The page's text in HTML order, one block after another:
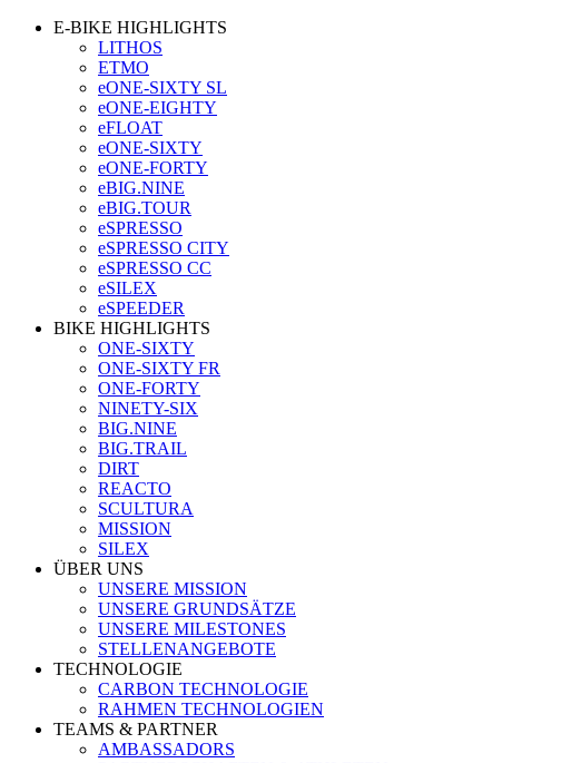
E-BIKE HIGHLIGHTS
LITHOS
ETMO
eONE-SIXTY SL
eONE-EIGHTY
eFLOAT
eONE-SIXTY
eONE-FORTY
eBIG.NINE
eBIG.TOUR
eSPRESSO
eSPRESSO CITY
eSPRESSO CC
eSILEX
eSPEEDER
BIKE HIGHLIGHTS
ONE-SIXTY
ONE-SIXTY FR
ONE-FORTY
NINETY-SIX
BIG.NINE
BIG.TRAIL
DIRT
REACTO
SCULTURA
MISSION
SILEX
ÜBER UNS
UNSERE MISSION
UNSERE GRUNDSÄTZE
UNSERE MILESTONES
STELLENANGEBOTE
TECHNOLOGIE
CARBON TECHNOLOGIE
RAHMEN TECHNOLOGIEN
TEAMS & PARTNER
AMBASSADORS